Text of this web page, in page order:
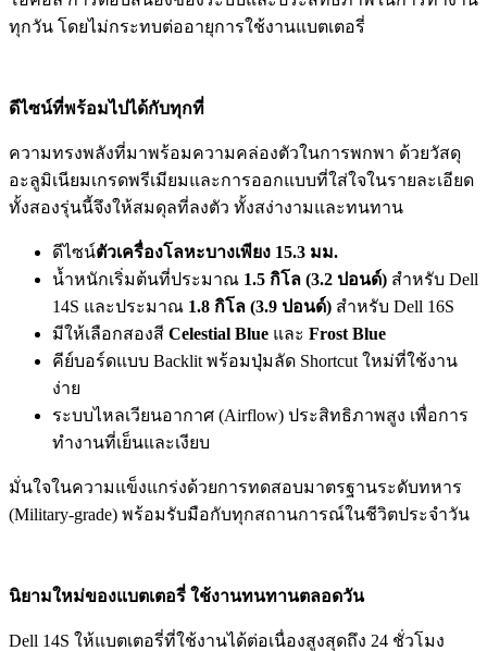
ทุกวัน โดยไม่กระทบต่ออายุการใช้งานแบตเตอรี่
ดีไซน์ที่พร้อมไปได้กับทุกที่
ความทรงพลังที่มาพร้อมความคล่องตัวในการพกพา ด้วยวัสดุ
อะลูมิเนียมเกรดพรีเมียมและการออกแบบที่ใส่ใจในรายละเอียด
ทั้งสองรุ่นนี้จึงให้สมดุลที่ลงตัว ทั้งสง่างามและทนทาน
ดีไซน์ตัวเครื่องโลหะบางเพียง 15.3 มม.
น้ำหนักเริ่มต้นที่ประมาณ 1.5 กิโล (3.2 ปอนด์) สำหรับ Dell
14S และประมาณ 1.8 กิโล (3.9 ปอนด์) สำหรับ Dell 16S
มีให้เลือกสองสี Celestial Blue และ Frost Blue
คีย์บอร์ดแบบ Backlit พร้อมปุ่มลัด Shortcut ใหม่ที่ใช้งาน
ง่าย
ระบบไหลเวียนอากาศ (Airflow) ประสิทธิภาพสูง เพื่อการ
ทำงานที่เย็นและเงียบ
มั่นใจในความแข็งแกร่งด้วยการทดสอบมาตรฐานระดับทหาร
(Military-grade) พร้อมรับมือกับทุกสถานการณ์ในชีวิตประจำวัน
นิยามใหม่ของแบตเตอรี่ ใช้งานทนทานตลอดวัน
Dell 14S ให้แบตเตอรี่ที่ใช้งานได้ต่อเนื่องสูงสุดถึง 24 ชั่วโมง